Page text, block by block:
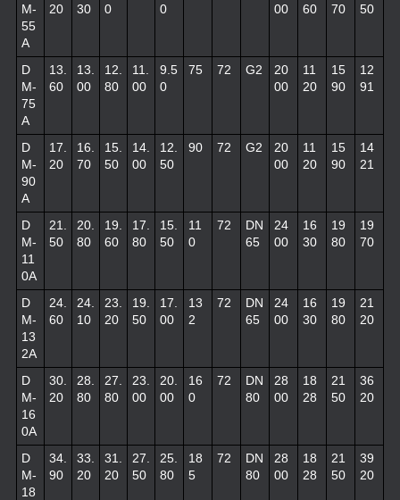
M-
55
A
20
30
0
0
00
60
70
50
D
M-
75
A
13.
60
13.
00
12.
80
11.
00
9.5
0
75 72 G2
20
00
11
20
15
90
12
91
D
M-
90
A
17.
20
16.
70
15.
50
14.
00
12.
50
90 72 G2
20
00
11
20
15
90
14
21
D
M-
11
0A
21.
50
20.
80
19.
60
17.
80
15.
50
11
0
72
DN
65
24
00
16
30
19
80
19
70
D
M-
13
2A
24.
60
24.
10
23.
20
19.
50
17.
00
13
2
72
DN
65
24
00
16
30
19
80
21
20
D
M-
16
0A
30.
20
28.
80
27.
80
23.
00
20.
00
16
0
72
DN
80
28
00
18
28
21
50
36
20
D
M-
18
34.
90
33.
20
31.
20
27.
50
25.
80
18
5
72
DN
80
28
00
18
28
21
50
39
20